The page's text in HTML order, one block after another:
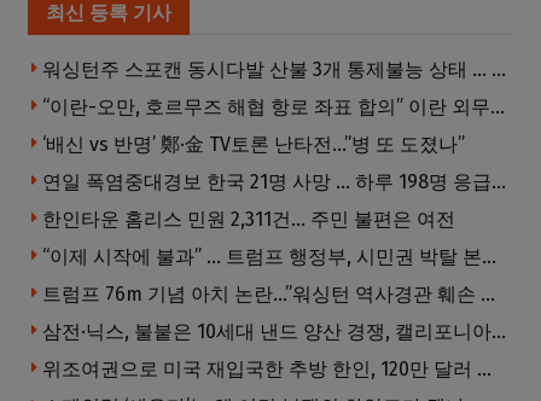
최신 등록 기사
워싱턴주 스포캔 동시다발 산불 3개 통제불능 상태 … 이재민 수십만명
“이란-오만, 호르무즈 해협 항로 좌표 합의” 이란 외무부 발표
‘배신 vs 반명’ 鄭·金 TV토론 난타전…”병 또 도졌나”
연일 폭염중대경보 한국 21명 사망 … 하루 198명 응급실행
한인타운 홈리스 민원 2,311건… 주민 불편은 여전
“이제 시작에 불과” … 트럼프 행정부, 시민권 박탈 본격화
트럼프 76m 기념 아치 논란…”워싱턴 역사경관 훼손 우려”
삼전·닉스, 불붙은 10세대 낸드 양산 경쟁, 캘리포니아서 공개
위조여권으로 미국 재입국한 추방 한인, 120만 달러 은행 사기 행각